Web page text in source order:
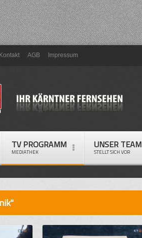
Kontakt AGB Impressum
TV PROGRAMM
MEDIATHEK
UNSER TEAM
STELLT SICH VOR